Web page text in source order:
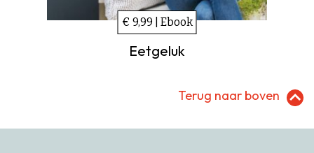
€ 9,99 | Ebook
Eetgeluk
Terug naar boven